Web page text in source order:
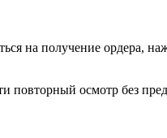
на получение ордера,
повторный осмотр без